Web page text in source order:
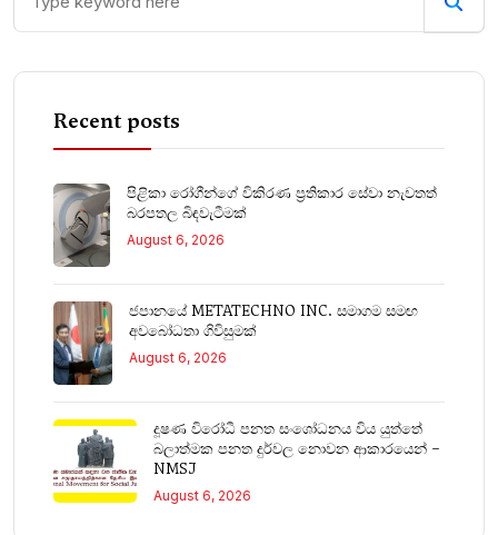
Recent posts
පිළිකා රෝගීන්ගේ විකිරණ ප්‍රතිකාර සේවා නැවතත්
බරපතල බිඳවැටීමක්
August 6, 2026
ජපානයේ METATECHNO INC. සමාගම සමඟ
අවබෝධතා ගිවිසුමක්
August 6, 2026
දූෂණ විරෝධී පනත සංශෝධනය විය යුත්තේ
බලාත්මක පනත දුර්වල නොවන ආකාරයෙන් –
NMSJ
August 6, 2026